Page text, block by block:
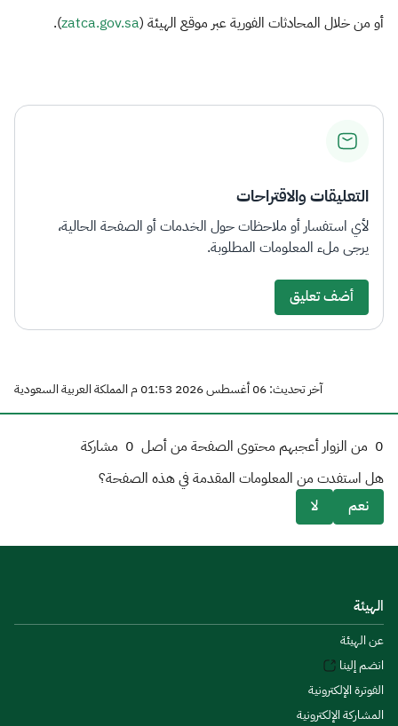
أو من خلال المحادثات الفورية عبر موقع الهيئة (zatca.gov.sa
). ​​
التعليقات والاقتراحات
لأي استفسار أو ملاحظات حول الخدمات أو الصفحة الحالية،
يرجى ملء المعلومات المطلوبة.
أضف تعليق
آخر تحديث: 06 أغسطس 2026 01:53 م المملكة العربية السعودية
0 من الزوار أعجبهم محتوى الصفحة من أصل 0 مشاركة
هل استفدت من المعلومات المقدمة في هذه الصفحة؟
نعم
لا
الهيئة
عن الهيئة
انضم إلينا
الفوترة الإلكترونية
المشاركة الإلكترونية